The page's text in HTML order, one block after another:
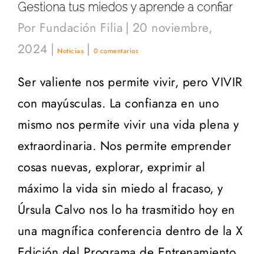
Gestiona tus miedos y aprende a confiar
Por Fundación Filia | 20 noviembre,
2024 | Noticias | 0 comentarios
Ser valiente nos permite vivir, pero VIVIR
con mayúsculas. La confianza en uno
mismo nos permite vivir una vida plena y
extraordinaria. Nos permite emprender
cosas nuevas, explorar, exprimir al
máximo la vida sin miedo al fracaso, y
Úrsula Calvo nos lo ha trasmitido hoy en
una magnífica conferencia dentro de la X